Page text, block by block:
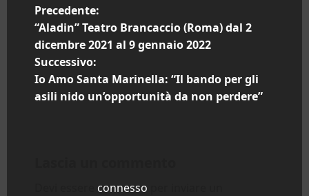
N
a
v
i
Precedente:
“Aladin” Teatro Brancaccio (Roma) dal 2
dicembre 2021 al 9 gennaio 2022
Successivo:
Io Amo Santa Marinella: “Il bando per gli
asili nido un’opportunità da non perdere”
connesso